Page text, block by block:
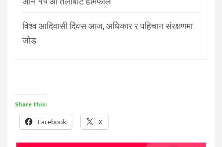
विश्व आदिवासी दिवस आज, अधिकार र पहिचान संरक्षणमा
जोड
Share this:
Facebook X